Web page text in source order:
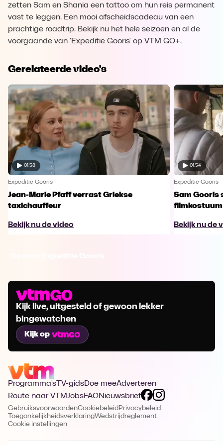
zetten Sam en Shania een tattoo om hun reis permanent
vast te leggen. Een mooi afscheidscadeau van een
prachtige roadtrip. Bekijk nu het hele seizoen en al de
voorgaande van 'Expeditie Gooris' op VTM GO+.
Gerelateerde video's
01:58
Expeditie Gooris
Jean-Marie Pfaff verrast Griekse
taxichauffeur
Bekijk nu de video
01:54
Expeditie Gooris
Sam Gooris
filmkostuum
Bekijk nu de
Kijk live, uitgesteld of gewoon lekker
bingewatchen
Kijk op
Programma's TV-gidsDoe meeAdverteren
Route naar VTMJobsFAQNieuwsbrief
GebruiksvoorwaardenCookiebeleid Privacybeleid
ToegankelijkheidsverklaringWedstrijdreglement
Cookie instellingen